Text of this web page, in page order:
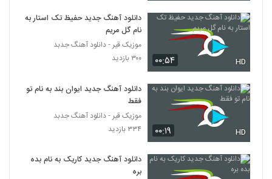
دانلود آهنگ جدید و زیبای رامین موسوی با نام
5317
آهنگ تشویش از داریوش خزاعی(پاپ)
5318
دانلود آهنگ مهتاب از دانیال خواجویی
۲۵۸ بازدید
دانلود آهنگ علیرضا عطایی نمیدانم
۰۰:۵۴ HD
دانلود آهنگ جدید حفیظ تک استار به
نام گل مریم
موزیک قیر - دانلود آهنگ جدبد
۳۰۰ بازدید
۰۰:۱۹ HD
دانلود آهنگ جدید ایوان بند به نام تو
فقط
موزیک قیر - دانلود آهنگ جدبد
۳۳۴ بازدید
دانلود آهنگ جدید کاریک به نام بده
بره